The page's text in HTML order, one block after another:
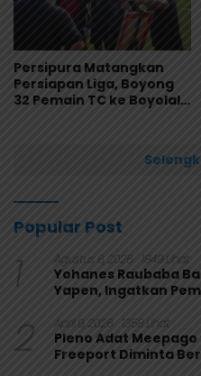
Persipura Matangkan
Persiapan Liga, Boyong
32 Pemain TC ke Boyolali
Popular Post
1 Agustus 6, 2026 1849 Lihat
Yohanes Raubaba
Yapen, Ingatkan
2 April 9, 2026 1358 Lihat
Pleno Adat
Freeport Diminta